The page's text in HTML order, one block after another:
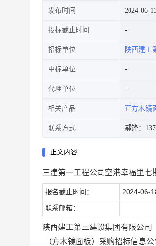
发布时间 2024-06-
投标截止时间
招标单位 陕西建工
中标单位
代理单位
相关产品 直方木镜
联系方式 郝锋：
正文内容
三建第一工程公司空港幸福里
报名截止时间： 2024-06-
联系邮箱：
陕西建工第三建设集团有限公司
（方木镜面板）采购招标信息公